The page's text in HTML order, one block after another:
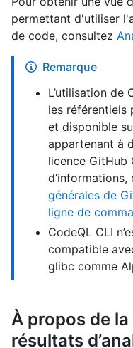
permettant d'utiliser
de code, consultez
Remarque
L’utilisation de
les référentiels
et disponible
appartenant à
licence GitHub
d’informations,
générales de
ligne de
CodeQL CLI
compatible
glibc comme
À propos de
résultats